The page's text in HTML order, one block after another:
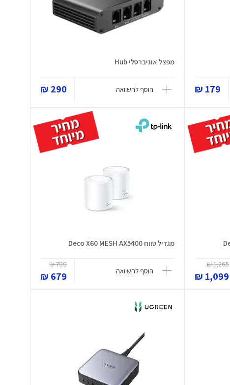
179 ₪
מפצל אוניברסלי Hub
הוסף להשוואה 290 ₪
1,265 ₪
1,099 ₪
מגדיל טווח Deco X60 MESH AX5400
הוסף להשוואה
799 ₪
679 ₪